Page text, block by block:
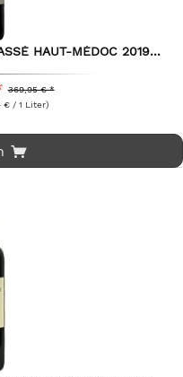
HAUT-MÉDOC 2019...
369,95 € *
€ / 1 Liter)